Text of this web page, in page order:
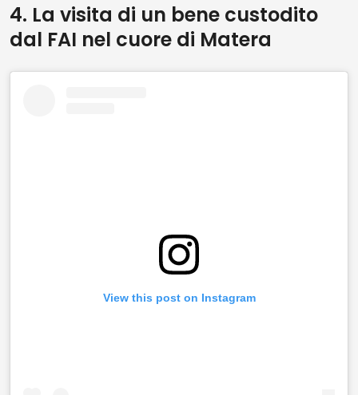
4. La visita di un bene custodito
dal FAI nel cuore di Matera
View this post on Instagram